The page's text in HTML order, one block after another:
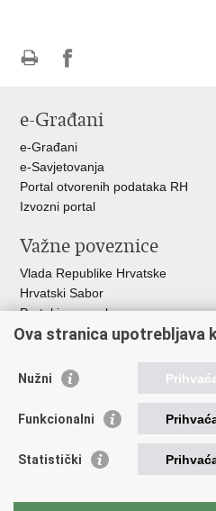
FacebookuTwitteru
e-Građani
e-Građani
e-Savjetovanja
Portal otvorenih podataka RH
Izvozni portal
Važne poveznice
Vlada Republike Hrvatske
Hrvatski Sabor
Portal javne nabave
Centralizirani sustav za
Institucije i Javne
Ministarstva
Fond za zaštitu okoliša i
Državni hidrometeorološki zavod
Parkovi Hrvatske
Ova stranica upotrebljava
Nužni
Funkcionalni
Statistički